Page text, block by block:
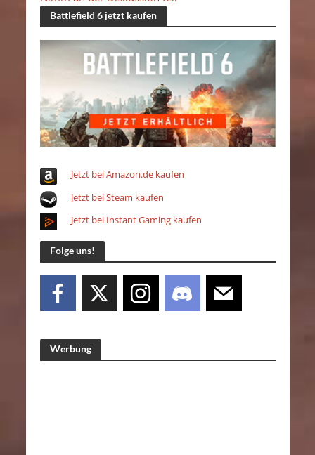
Battlefield 6 jetzt kaufen
Jetzt bei Amazon.de kaufen
Jetzt bei Steam kaufen
Jetzt bei Instant Gaming kaufen
Folge uns!
Werbung